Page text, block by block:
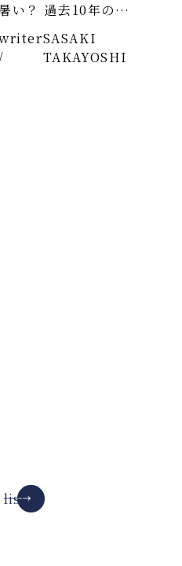
い？ 過去10年のデ
タより
/
SASAKI
TAKAYOSHI
list